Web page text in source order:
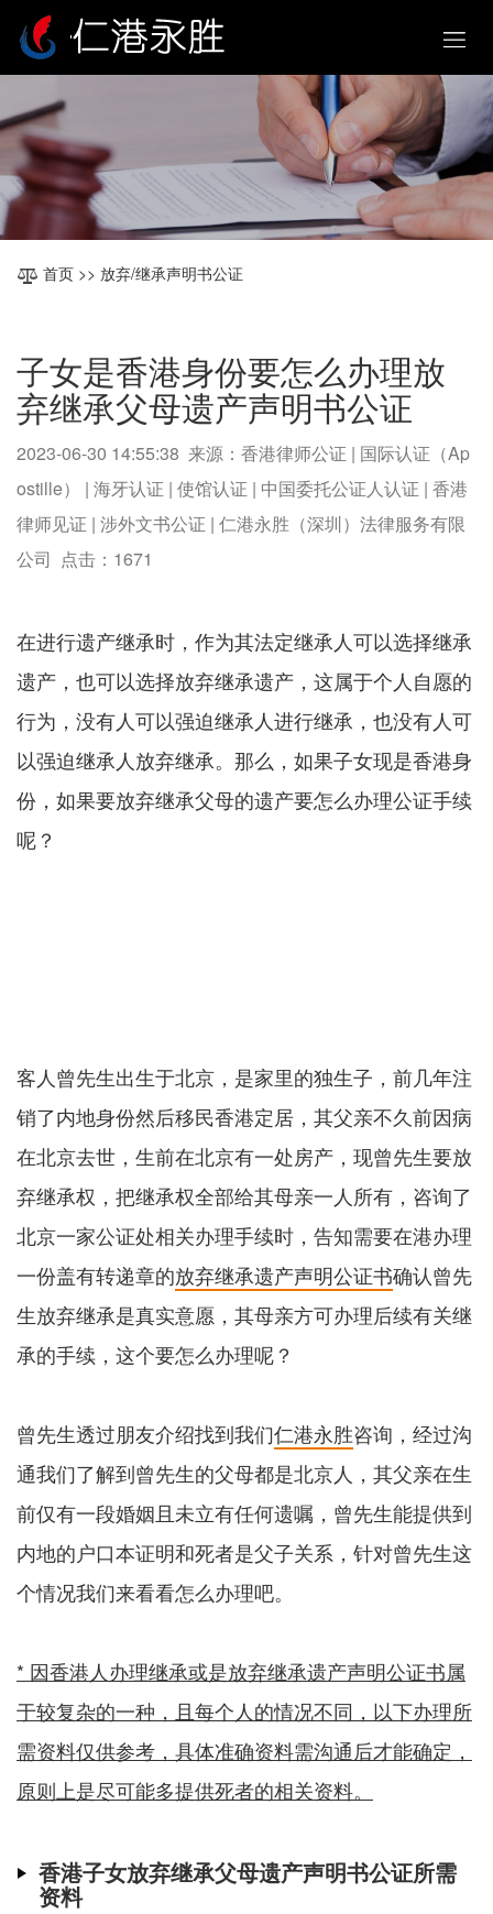
首页 >> 放弃/继承声明书公证
子女是香港身份要怎么办理放
弃继承父母遗产声明书公证
2023-06-30 14:55:38 来源：香港律师公证 | 国际认证（Ap
ostille） | 海牙认证 | 使馆认证 | 中国委托公证人认证 | 香港
律师见证 | 涉外文书公证 | 仁港永胜（深圳）法律服务有限
公司 点击： 1671
在进行遗产继承时，作为其法定继承人可以选择继承
遗产，也可以选择放弃继承遗产，这属于个人自愿的
行为，没有人可以强迫继承人进行继承，也没有人可
以强迫继承人放弃继承。那么，如果子女现是香港身
份，如果要放弃继承父母的遗产要怎么办理公证手续
呢？
客人曾先生出生于北京，是家里的独生子，前几年注
销了内地身份然后移民香港定居，其父亲不久前因病
在北京去世，生前在北京有一处房产，现曾先生要放
弃继承权，把继承权全部给其母亲一人所有，咨询了
北京一家公证处相关办理手续时，告知需要在港办理
一份盖有转递章的放弃继承遗产声明公证书确认曾先
生放弃继承是真实意愿，其母亲方可办理后续有关继
承的手续，这个要怎么办理呢？
曾先生透过朋友介绍找到我们仁港永胜咨询，经过沟
通我们了解到曾先生的父母都是北京人，其父亲在生
前仅有一段婚姻且未立有任何遗嘱，曾先生能提供到
内地的户口本证明和死者是父子关系，针对曾先生这
个情况我们来看看怎么办理吧。
* 因香港人办理继承或是放弃继承遗产声明公证书属
于较复杂的一种，且每个人的情况不同，以下办理所
需资料仅供参考，具体准确资料需沟通后才能确定，
原则上是尽可能多提供死者的相关资料。
香港子女放弃继承父母遗产声明书公证所需
资料